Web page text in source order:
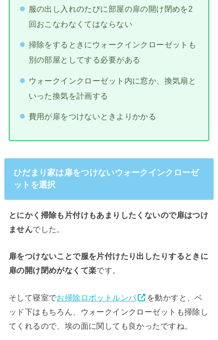
服の出し入れのたびに部屋の扉の開け閉めを2
回おこなわなくてはならない
掃除をするときにウォークインクローゼットも
別の部屋としてする必要がある
ウォークインクローゼット内に窓か、換気扇と
いった換気を計画する
費用が扉をつけないときよりかかる
ひだまり家は扉をつけないウォークインクローゼ
ットを選択
とにかく掃除も片付けもあまりしたくないので扉はつけ
ませんでした。
扉をつけないことで服を片付けたり出したりするときに
扉の開け閉めがなくて楽です。
そして寝室でお掃除ロボットルンバ
を動かすと、ベ
ッド下はもちろん、ウォークインクローゼットも掃除し
てくれるので、埃の面に関しても良かったですね。